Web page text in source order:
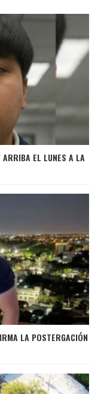
ARRIBA EL LUNES A LA
LA POSTERGACIÓN